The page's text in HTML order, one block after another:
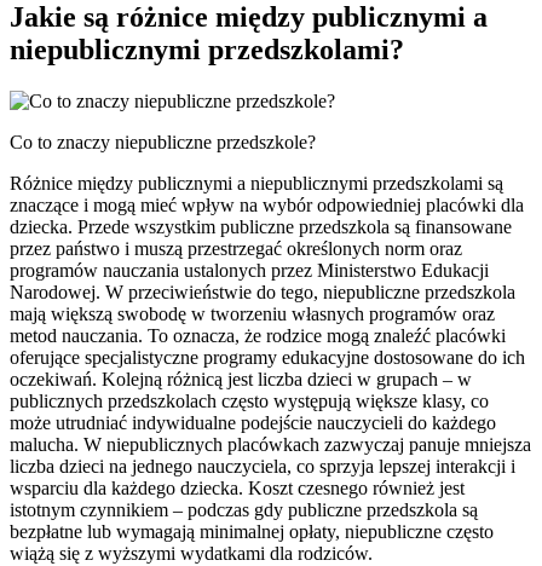
Jakie są różnice między publicznymi a
niepublicznymi przedszkolami?
Co to znaczy niepubliczne przedszkole?
Różnice między publicznymi a niepublicznymi przedszkolami są
znaczące i mogą mieć wpływ na wybór odpowiedniej placówki dla
dziecka. Przede wszystkim publiczne przedszkola są finansowane
przez państwo i muszą przestrzegać określonych norm oraz
programów nauczania ustalonych przez Ministerstwo Edukacji
Narodowej. W przeciwieństwie do tego, niepubliczne przedszkola
mają większą swobodę w tworzeniu własnych programów oraz
metod nauczania. To oznacza, że rodzice mogą znaleźć placówki
oferujące specjalistyczne programy edukacyjne dostosowane do ich
oczekiwań. Kolejną różnicą jest liczba dzieci w grupach – w
publicznych przedszkolach często występują większe klasy, co
może utrudniać indywidualne podejście nauczycieli do każdego
malucha. W niepublicznych placówkach zazwyczaj panuje mniejsza
liczba dzieci na jednego nauczyciela, co sprzyja lepszej interakcji i
wsparciu dla każdego dziecka. Koszt czesnego również jest
istotnym czynnikiem – podczas gdy publiczne przedszkola są
bezpłatne lub wymagają minimalnej opłaty, niepubliczne często
wiążą się z wyższymi wydatkami dla rodziców.